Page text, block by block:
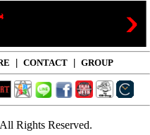
| CONTACT | GROUP
Rights Reserved.